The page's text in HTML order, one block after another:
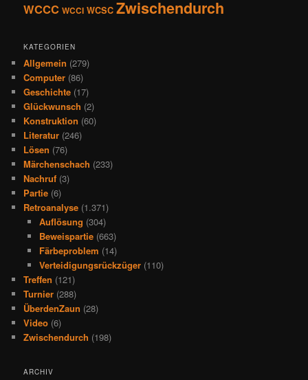
WCCC WCCI WCSC Zwischendurch
KATEGORIEN
Allgemein (279)
Computer (86)
Geschichte (17)
Glückwunsch (2)
Konstruktion (60)
Literatur (246)
Lösen (76)
Märchenschach (233)
Nachruf (3)
Partie (6)
Retroanalyse (1.371)
Auflösung (304)
Beweispartie(663)
Färbeproblem (14)
Verteidigungsrückzüger(110)
Treffen (121)
Turnier (288)
ÜberdenZaun (28)
Video (6)
Zwischendurch (198)
ARCHIV